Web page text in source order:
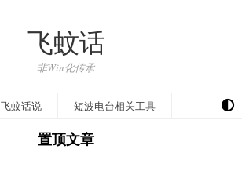
飞蚊话
非Win化传承
飞蚊话说 短波电台相关工具
置顶文章